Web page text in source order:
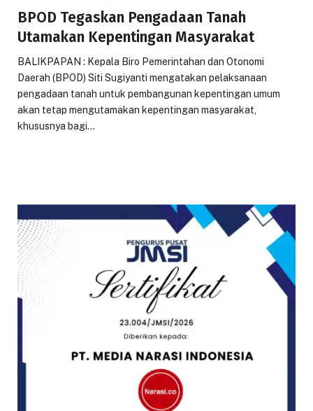
BPOD Tegaskan Pengadaan Tanah
Utamakan Kepentingan Masyarakat
BALIKPAPAN : Kepala Biro Pemerintahan dan Otonomi
Daerah (BPOD) Siti Sugiyanti mengatakan pelaksanaan
pengadaan tanah untuk pembangunan kepentingan umum
akan tetap mengutamakan kepentingan masyarakat,
khususnya bagi…